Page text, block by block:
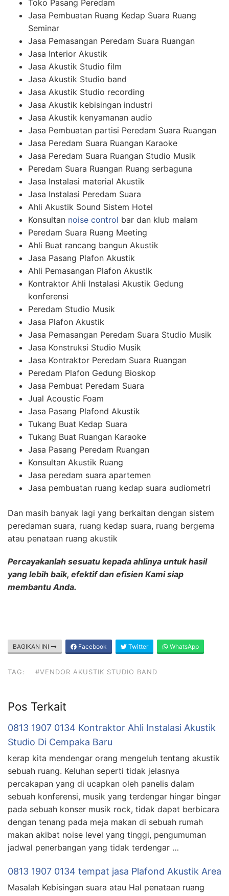
Toko Pasang Peredam
Jasa Pembuatan Ruang Kedap Suara Ruang
Seminar
Jasa Pemasangan Peredam Suara Ruangan
Jasa Interior Akustik
Jasa Akustik Studio film
Jasa Akustik Studio band
Jasa Akustik Studio recording
Jasa Akustik kebisingan industri
Jasa Akustik kenyamanan audio
Jasa Pembuatan partisi Peredam Suara Ruangan
Jasa Peredam Suara Ruangan Karaoke
Jasa Peredam Suara Ruangan Studio Musik
Peredam Suara Ruangan Ruang serbaguna
Jasa Instalasi material Akustik
Jasa Instalasi Peredam Suara
Ahli Akustik Sound Sistem Hotel
Konsultan noise control bar dan klub malam
Peredam Suara Ruang Meeting
Ahli Buat rancang bangun Akustik
Jasa Pasang Plafon Akustik
Ahli Pemasangan Plafon Akustik
Kontraktor Ahli Instalasi Akustik Gedung
konferensi
Peredam Studio Musik
Jasa Plafon Akustik
Jasa Pemasangan Peredam Suara Studio Musik
Jasa Konstruksi Studio Musik
Jasa Kontraktor Peredam Suara Ruangan
Peredam Plafon Gedung Bioskop
Jasa Pembuat Peredam Suara
Jual Acoustic Foam
Jasa Pasang Plafond Akustik
Tukang Buat Kedap Suara
Tukang Buat Ruangan Karaoke
Jasa Pasang Peredam Ruangan
Konsultan Akustik Ruang
Jasa peredam suara apartemen
Jasa pembuatan ruang kedap suara audiometri
Dan masih banyak lagi yang berkaitan dengan sistem
peredaman suara, ruang kedap suara, ruang bergema
atau penataan ruang akustik
Percayakanlah sesuatu kepada ahlinya untuk hasil
yang lebih baik, efektif dan efisien Kami siap
membantu Anda.
BAGIKAN INI Facebook Twitter WhatsApp
TAG: #VENDOR AKUSTIK STUDIO BAND
Pos Terkait
0813 1907 0134 Kontraktor Ahli Instalasi Akustik
Studio Di Cempaka Baru
kerap kita mendengar orang mengeluh tentang akustik
sebuah ruang. Keluhan seperti tidak jelasnya
percakapan yang di ucapkan oleh panelis dalam
sebuah konferensi, musik yang terdengar hingar bingar
pada sebuah konser musik rock, tidak dapat berbicara
dengan tenang pada meja makan di sebuah rumah
makan akibat noise level yang tinggi, pengumuman
jadwal penerbangan yang tidak terdengar …
0813 1907 0134 tempat jasa Plafond Akustik Area
Masalah Kebisingan suara atau Hal penataan ruang